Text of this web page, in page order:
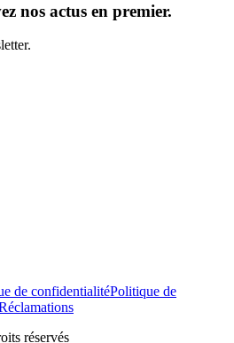
nos actus en premier.
de confidentialitéPolitique de
réservés